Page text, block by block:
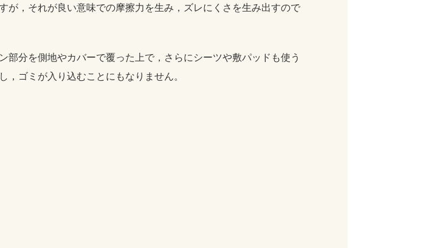
が，それが良い意味での摩擦力を生み，ズレにくさを生み出すので
分を側地やカバーで覆った上で，さらにシーツや敷パッドも使う
ゴミが入り込むことにもなりません。